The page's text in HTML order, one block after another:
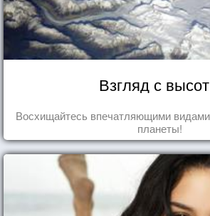
Взгляд с
Восхищайтесь впечатляющими
планеты!